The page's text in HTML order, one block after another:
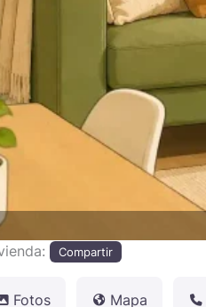
Compartir
Fotos Mapa